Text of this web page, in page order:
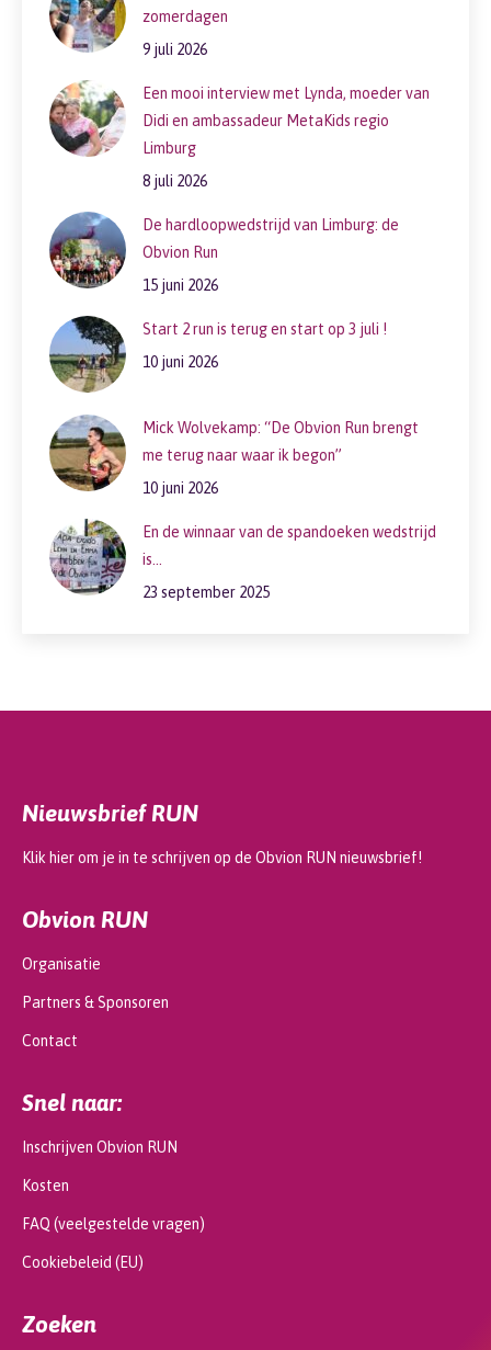
zomerdagen
9 juli 2026
Een mooi interview met Lynda, moeder van
Didi en ambassadeur MetaKids regio
Limburg
8 juli 2026
De hardloopwedstrijd van Limburg: de
Obvion Run
15 juni 2026
Start 2 run is terug en start op 3 juli !
10 juni 2026
Mick Wolvekamp: “De Obvion Run brengt
me terug naar waar ik begon”
10 juni 2026
En de winnaar van de spandoeken wedstrijd
is…
23 september 2025
Nieuwsbrief RUN
Klik hier om je in te schrijven op de Obvion RUN nieuwsbrief!
Obvion RUN
Organisatie
Partners & Sponsoren
Contact
Snel naar:
Inschrijven Obvion RUN
Kosten
FAQ (veelgestelde vragen)
Cookiebeleid (EU)
Zoeken